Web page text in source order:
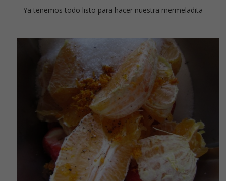
Ya tenemos todo listo para hacer nuestra mermeladita